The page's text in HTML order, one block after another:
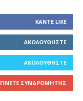
ΚΆΝΤΕ LIKE
ΑΚΟΛΟΥΘΉΣΤΕ
ΑΚΟΛΟΥΘΉΣΤΕ
ΓΊΝΕΤΕ ΣΥΝΔΡΟΜΗΤΉΣ